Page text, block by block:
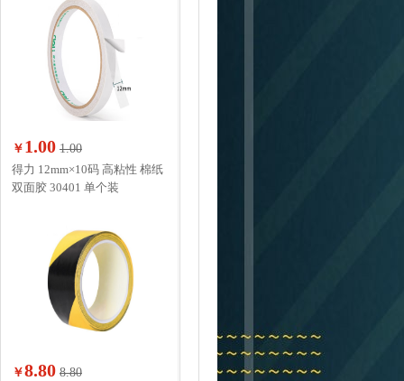
￥ 1.00 1.00
得力 12mm×10码 高粘性 棉纸
双面胶 30401 单个装
￥8.80 8.80